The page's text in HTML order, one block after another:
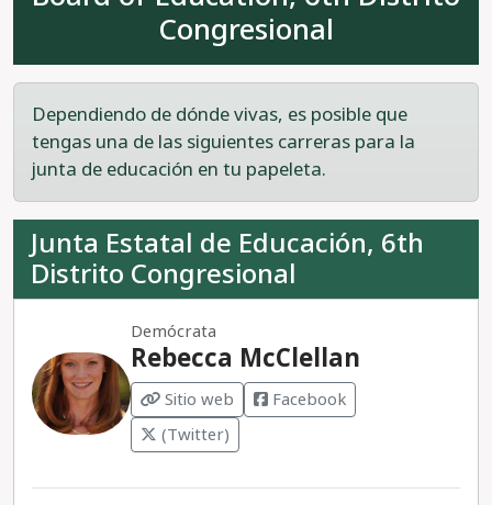
presencial a tiempo completo en agosto de 2020,
antes del desarrollo de cualquier vacuna contra el
COVID-19 o tratamientos efectivos.
Recomendamos votar por Plomar.
Congresional
Dependiendo de dónde vivas, es posible que
tengas una de las siguientes carreras para la
junta de educación en tu papeleta.
Junta Estatal de Educación, 6th
Distrito Congresional
Demócrata
Rebecca McClellan
Sitio web
Facebook
(Twitter)